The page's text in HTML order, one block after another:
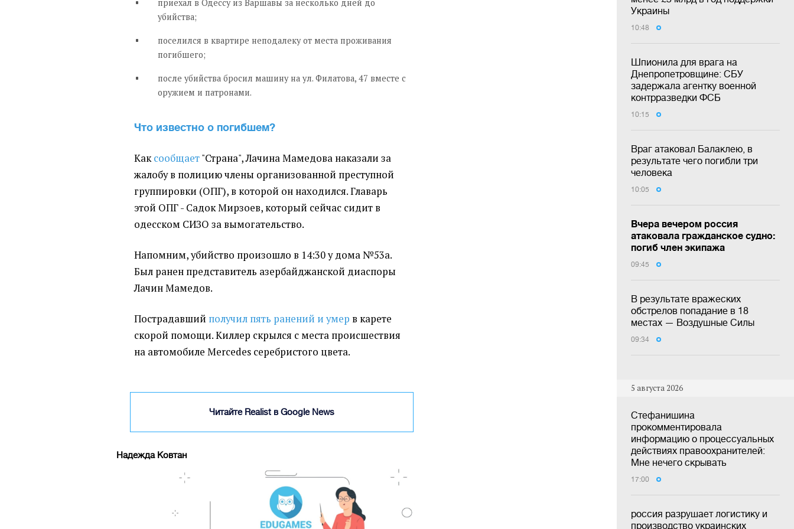
Украины
10:48
Шпионила для врага на
Днепропетровщине: СБУ
задержала агентку военной
контрразведки ФСБ
10:15
Враг атаковал Балаклею, в
результате чего погибли три
человека
10:05
Вчера вечером россия
атаковала гражданское судно:
погиб член экипажа
09:45
В результате вражеских
обстрелов попадание в 18
местах — Воздушные Силы
09:34
5 августа 2026
Стефанишина
прокомментировала
информацию о процессуальных
действиях правоохранителей:
Мне нечего скрывать
17:00
россия разрушает логистику и
производство украинских
приехал в Одессу из Варшавы за несколько дней до
убийства;
поселился в квартире неподалеку от места проживания
погибшего;
после убийства бросил машину на ул. Филатова, 47 вместе с
оружием и патронами.
Что известно о погибшем?
Каксообщает"Страна",Лачина Мамедова наказали за
жалобу в полицию члены организованной преступной
группировки (ОПГ), в которой он находился. Главарь
этой ОПГ - Садок Мирзоев, который сейчас сидит в
одесском СИЗО за вымогательство.
Напомним, убийство произошло в 14:30 у дома №53а.
Был ранен представитель азербайджанской диаспоры
Лачин Мамедов.
Пострадавший получил пять ранений и умер в карете
скорой помощи.Киллер скрылся с места происшествия
на автомобиле Mercedes серебристого цвета.
Читайте Realist в Google News
Надежда Ковтан